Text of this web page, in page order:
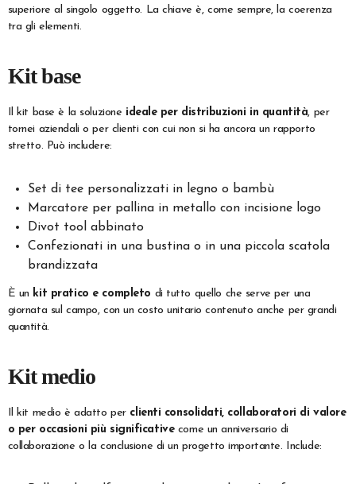
superiore al singolo oggetto. La chiave è, come sempre, la coerenza
tra gli elementi.
Kit base
Il kit base è la soluzione ideale per distribuzioni in quantità, per
tornei aziendali o per clienti con cui non si ha ancora un rapporto
stretto. Può includere:
Set di tee personalizzati in legno o bambù
Marcatore per pallina in metallo con incisione logo
Divot tool abbinato
Confezionati in una bustina o in una piccola scatola
brandizzata
È un kit pratico e completo di tutto quello che serve per una
giornata sul campo, con un costo unitario contenuto anche per grandi
quantità.
Kit medio
Il kit medio è adatto per clienti consolidati, collaboratori di valore
o per occasioni più significativecome un anniversario di
collaborazione o la conclusione di un progetto importante. Include: